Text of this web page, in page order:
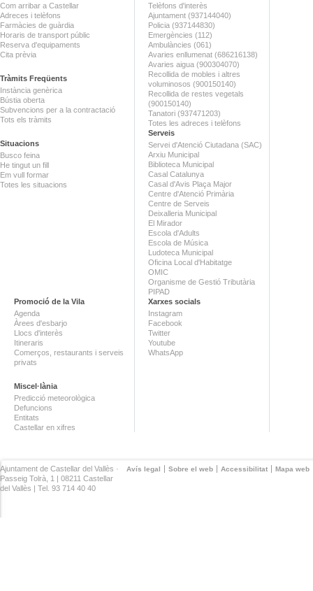
Com arribar a Castellar
Adreces i telèfons
Farmàcies de guàrdia
Horaris de transport públic
Reserva d'equipaments
Cita prèvia
Tràmits Freqüents
Instància genèrica
Bústia oberta
Subvencions per a la contractació
Tots els tràmits
Situacions
Busco feina
He tingut un fill
Em vull formar
Totes les situacions
Telèfons d'interès
Ajuntament (937144040)
Policia (937144830)
Emergències (112)
Ambulàncies (061)
Avaries enllumenat (686216138)
Avaries aigua (900304070)
Recollida de mobles i altres
voluminosos (900150140)
Recollida de restes vegetals
(900150140)
Tanatori (937471203)
Totes les adreces i telèfons
Serveis
Servei d'Atenció Ciutadana (SAC)
Arxiu Municipal
Biblioteca Municipal
Casal Catalunya
Casal d'Avis Plaça Major
Centre d'Atenció Primària
Centre de Serveis
Deixalleria Municipal
El Mirador
Escola d'Adults
Escola de Música
Ludoteca Municipal
Oficina Local d'Habitatge
OMIC
Organisme de Gestió Tributària
PIPAD
Promoció de la Vila
Agenda
Àrees d'esbarjo
Llocs d'interès
Itineraris
Comerços, restaurants i serveis
privats
Miscel·lània
Predicció meteorològica
Defuncions
Entitats
Castellar en xifres
Xarxes socials
Instagram
Facebook
Twitter
Youtube
WhatsApp
Avís legal Sobre el web Accessibilitat Mapa web
Ajuntament de Castellar del Vallès ·
Passeig Tolrà, 1 | 08211 Castellar
del Vallès | Tel. 93 714 40 40